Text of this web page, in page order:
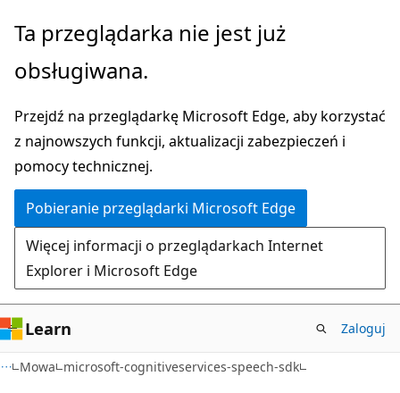
Przejdź
głównej
Przejdź
nawigacji
stronie
Ta przeglądarka nie jest już
obsługiwana.
Przejdź na przeglądarkę Microsoft Edge, aby korzystać
z najnowszych funkcji, aktualizacji zabezpieczeń i
pomocy technicznej.
Pobieranie przeglądarki Microsoft Edge
Więcej informacji o przeglądarkach Internet
Explorer i Microsoft Edge
Learn Zaloguj
Mowa microsoft-cognitiveservices-speech-sdk